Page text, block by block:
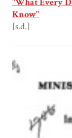
"What Every
Know"
[s.d.]